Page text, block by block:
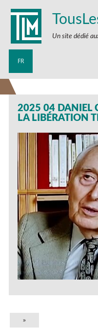
Un site dédié
FR
2025 04 DANIEL
LA LIBÉRATION
»